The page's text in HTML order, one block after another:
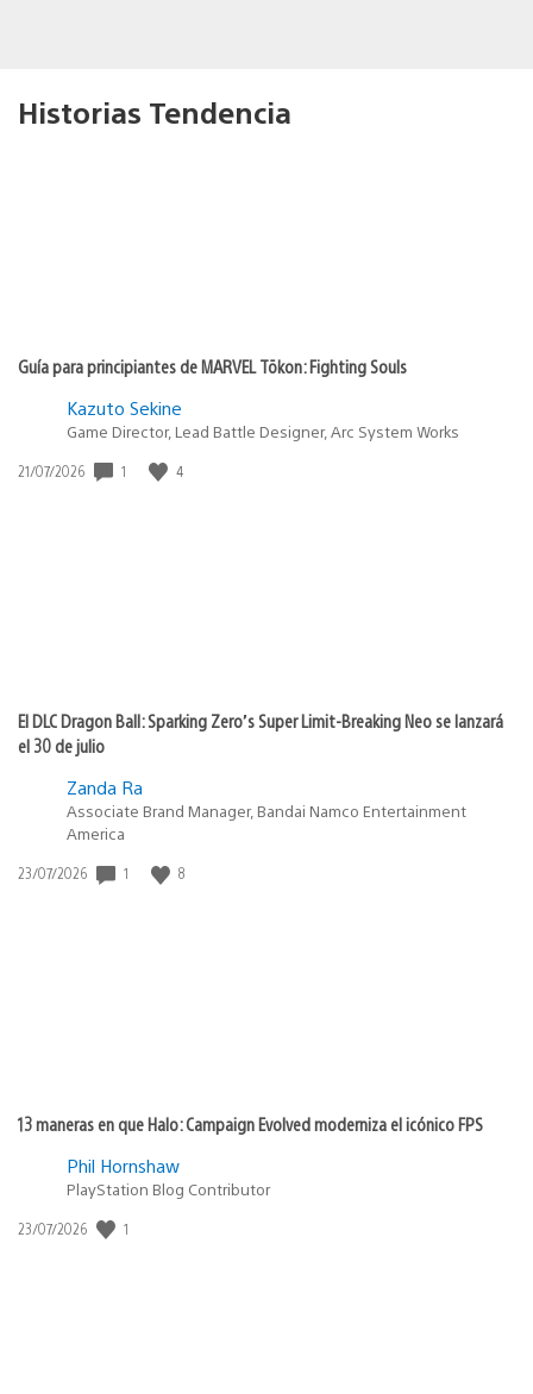
Historias Tendencia
Guía para principiantes de MARVEL Tōkon: Fighting Souls
Kazuto Sekine
Game Director, Lead Battle Designer, Arc System Works
Fecha
21/07/2026 1 4
El DLC Dragon Ball: Sparking Zero’s Super Limit-Breaking Neo se lanzará
el 30 de julio
Zanda Ra
Associate Brand Manager, Bandai Namco Entertainment
America
Fecha
23/07/2026 1 8
13 maneras en que Halo: Campaign Evolved moderniza el icónico FPS
Phil Hornshaw
PlayStation Blog Contributor
Fecha
23/07/2026 1